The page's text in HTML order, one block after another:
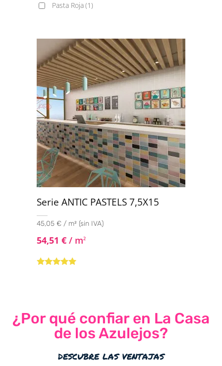
Pasta Roja(1)
Serie ANTIC PASTELS 7,5X15
45,05 € / m² (sin IVA)
54,51 € / m2
¿Por qué confiar en La Casa
de los Azulejos?
descubre las ventajas